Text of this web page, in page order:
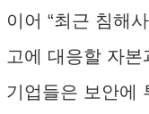
이어 “최근 침해
고에 대응할 자
기업들은 보안에